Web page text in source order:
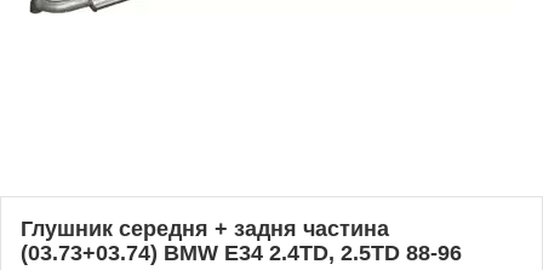
Глушник середня + задня частина
(03.73+03.74) BMW E34 2.4TD, 2.5TD 88-96